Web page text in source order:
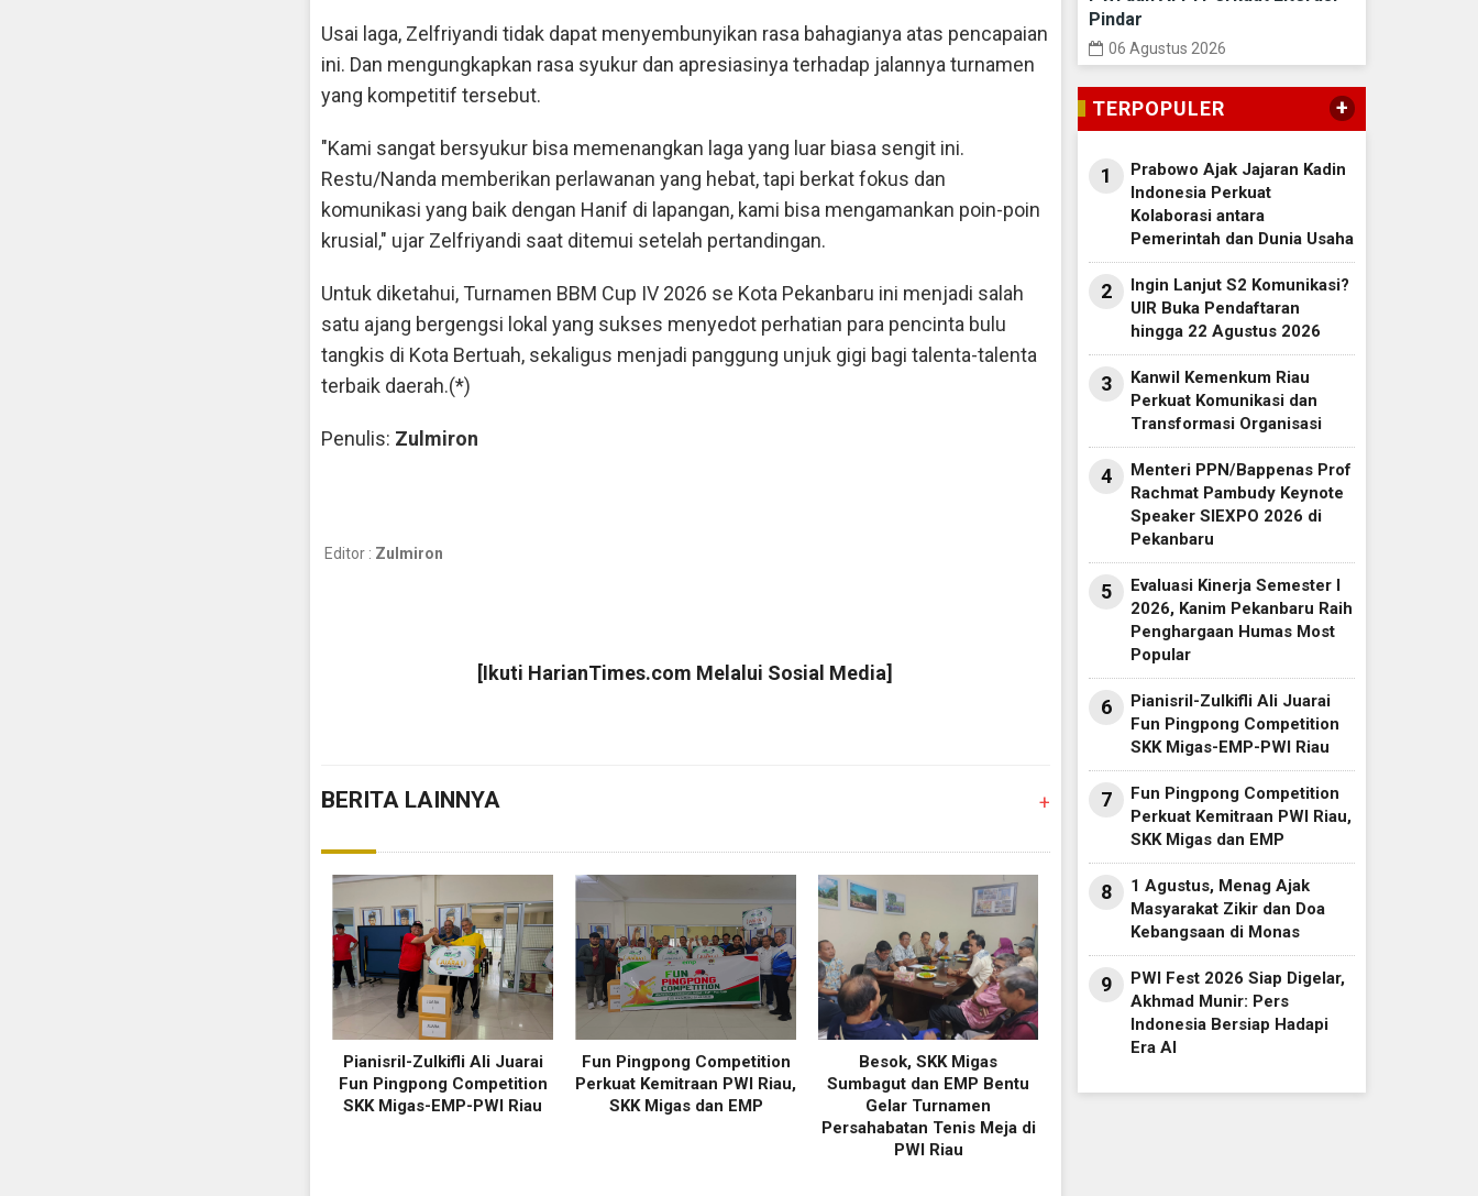
Usai laga, Zelfriyandi tidak dapat menyembunyikan rasa bahagianya atas pencapaian
ini. Dan mengungkapkan rasa syukur dan apresiasinya terhadap jalannya turnamen
yang kompetitif tersebut.
"Kami sangat bersyukur bisa memenangkan laga yang luar biasa sengit ini.
Restu/Nanda memberikan perlawanan yang hebat, tapi berkat fokus dan
komunikasi yang baik dengan Hanif di lapangan, kami bisa mengamankan poin-poin
krusial," ujar Zelfriyandi saat ditemui setelah pertandingan.
Untuk diketahui, Turnamen BBM Cup IV 2026 se Kota Pekanbaru ini menjadi salah
satu ajang bergengsi lokal yang sukses menyedot perhatian para pencinta bulu
tangkis di Kota Bertuah, sekaligus menjadi panggung unjuk gigi bagi talenta-talenta
terbaik daerah.(*)
Penulis: Zulmiron
Editor : Zulmiron
[Ikuti HarianTimes.com Melalui Sosial Media]
BERITA LAINNYA +
Pianisril-Zulkifli Ali Juarai
Fun Pingpong Competition
SKK Migas-EMP-PWI Riau
Fun Pingpong Competition
Perkuat Kemitraan PWI Riau,
SKK Migas dan EMP
Besok, SKK Migas
Sumbagut dan EMP Bentu
Gelar Turnamen
Persahabatan Tenis Meja di
PWI Riau
Pindar
06 Agustus 2026
TERPOPULER +
1
Prabowo Ajak Jajaran Kadin
Indonesia Perkuat
Kolaborasi antara
Pemerintah dan Dunia Usaha
2
Ingin Lanjut S2 Komunikasi?
UIR Buka Pendaftaran
hingga 22 Agustus 2026
3
Kanwil Kemenkum Riau
Perkuat Komunikasi dan
Transformasi Organisasi
4
Menteri PPN/Bappenas Prof
Rachmat Pambudy Keynote
Speaker SIEXPO 2026 di
Pekanbaru
5
Evaluasi Kinerja Semester I
2026, Kanim Pekanbaru Raih
Penghargaan Humas Most
Popular
6
Pianisril-Zulkifli Ali Juarai
Fun Pingpong Competition
SKK Migas-EMP-PWI Riau
7
Fun Pingpong Competition
Perkuat Kemitraan PWI Riau,
SKK Migas dan EMP
8
1 Agustus, Menag Ajak
Masyarakat Zikir dan Doa
Kebangsaan di Monas
9
PWI Fest 2026 Siap Digelar,
Akhmad Munir: Pers
Indonesia Bersiap Hadapi
Era AI